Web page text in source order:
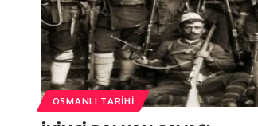
OSMANLI TARIHI